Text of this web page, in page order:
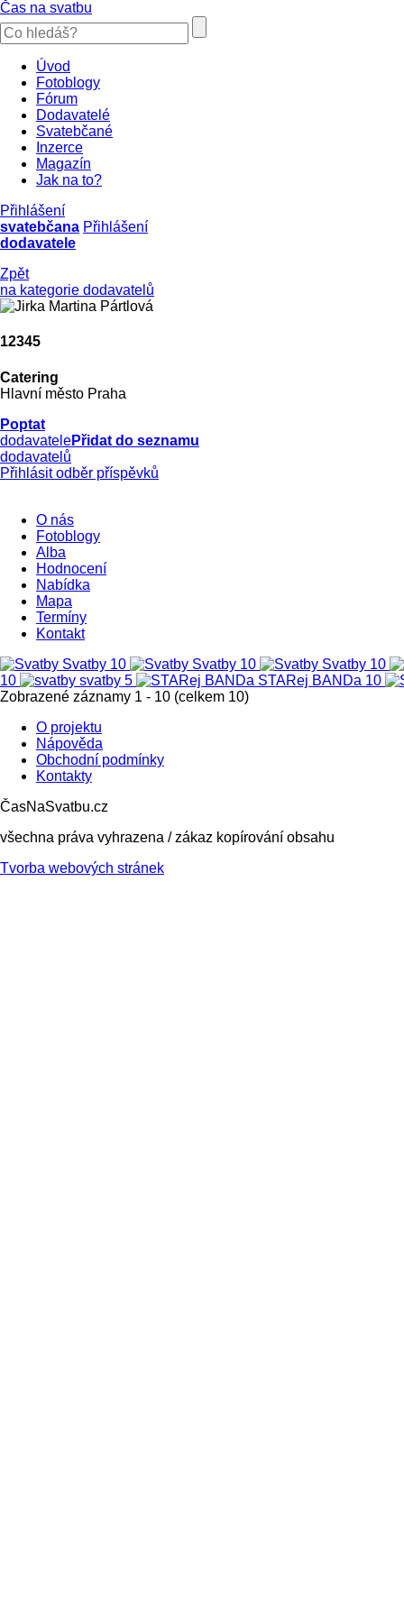
Čas na svatbu
Úvod
Fotoblogy
Fórum
Dodavatelé
Svatebčané
Inzerce
Magazín
Jak na to?
Přihlášení
svatebčana Přihlášení
dodavatele
Zpět
na kategorie dodavatelů
12345
Catering
Hlavní město Praha
Poptat
dodavatelePřidat do seznamu
dodavatelů
Přihlásit odběr příspěvků
O nás
Fotoblogy
Alba
Hodnocení
Nabídka
Mapa
Termíny
Kontakt
Svatby 10 Svatby 10 Svatby 10
10
svatby 5 STARej BANDa 10
Zobrazené záznamy 1 - 10 (celkem 10)
O projektu
Nápověda
Obchodní podmínky
Kontakty
ČasNaSvatbu.cz
všechna práva vyhrazena / zákaz kopírování obsahu
Tvorba webových stránek